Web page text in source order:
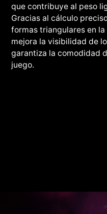
que contribuye al peso
Gracias al cálculo
formas triangulares en
mejora la visibilidad de
garantiza la comodidad
juego.